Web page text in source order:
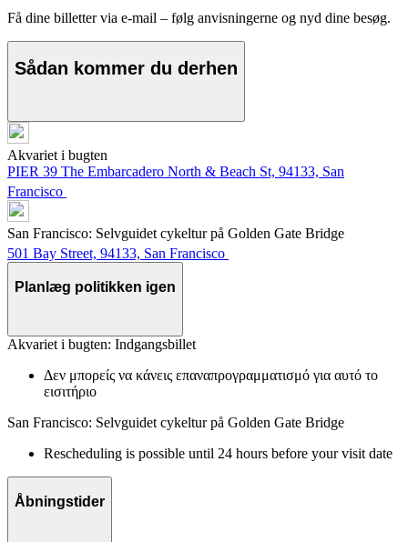
Få dine billetter via e-mail – følg anvisningerne og nyd dine besøg.
Sådan kommer du derhen
Akvariet i bugten
PIER 39 The Embarcadero North & Beach St, 94133, San
Francisco
San Francisco: Selvguidet cykeltur på Golden Gate Bridge
501 Bay Street, 94133, San Francisco
Planlæg politikken igen
Akvariet i bugten: Indgangsbillet
Δεν μπορείς να κάνεις επαναπρογραμματισμό για αυτό το
εισιτήριο
San Francisco: Selvguidet cykeltur på Golden Gate Bridge
Rescheduling is possible until 24 hours before your visit date
Åbningstider